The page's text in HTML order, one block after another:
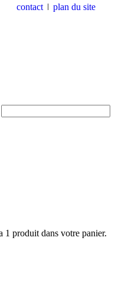
contact plan du site
1 produit dans votre panier.